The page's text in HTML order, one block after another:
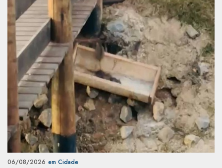
06/08/2026 em Cidade